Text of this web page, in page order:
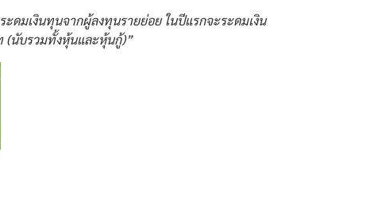
ะดมเงินทุนจากผู้ลงทุนรายย่อย ในปีแรกจะระดมเงิน
(นับรวมทั้งหุ้นและหุ้นกู้)”